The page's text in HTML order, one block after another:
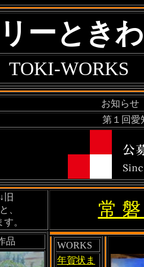
ーとき
WORKS
お知ら
第１回愛
、
。
常
品
WORKS
年賀状ま